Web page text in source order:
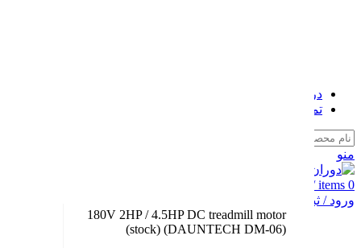
درباره ما
تماس با ما
منو
0
items
/
ورود / ثبت نام
180V 2HP / 4.5HP DC treadmill motor
(stock) (DAUNTECH DM-06)